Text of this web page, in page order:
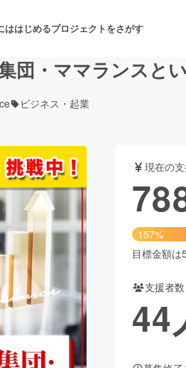
ははじめるプロジェクトをさがす
舞台・パフォーマンス
アニメ・漫画
ビューティー・ヘルスケア
団・ママランスと
ビジネス・起業
現在の
157%
目標金額は
支援者数
44